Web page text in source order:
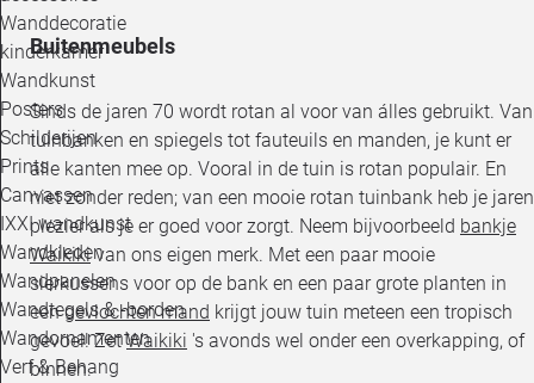
Wanddecoratie
kinderkamer
Wandkunst
Posters
Schilderijen
Prints
Canvassen
IXXI wandkunst
Wandkleden
Wandpanelen
Wandtegels & -borden
Wandornamenten
Verf & Behang
Buitenmeubels
Sinds de jaren 70 wordt rotan al voor van álles gebruikt. Van
tuinbanken en spiegels tot fauteuils en manden, je kunt er
alle kanten mee op. Vooral in de tuin is rotan populair. En
niet zonder reden; van een mooie rotan tuinbank heb je jaren
plezier als je er goed voor zorgt. Neem bijvoorbeeld bankje
Waikikivan ons eigen merk. Met een paar mooie
sierkussens voor op de bank en een paar grote planten in
eengevlochten mand krijgt jouw tuin meteen een tropisch
gevoel! ZetWaikiki 's avonds wel onder een overkapping, of
binnen.